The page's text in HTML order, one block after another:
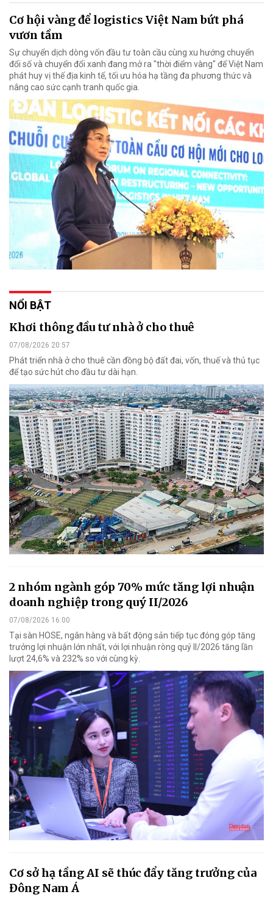
Cơ hội vàng để logistics Việt Nam bứt phá
vươn tầm
Sự chuyển dịch dòng vốn đầu tư toàn cầu cùng xu hướng chuyển
đổi số và chuyển đổi xanh đang mở ra "thời điểm vàng" để Việt Nam
phát huy vị thế địa kinh tế, tối ưu hóa hạ tầng đa phương thức và
nâng cao sức cạnh tranh quốc gia.
NỔI BẬT
Khơi thông đầu tư nhà ở cho thuê
07/08/2026 20:57
Phát triển nhà ở cho thuê cần đồng bộ đất đai, vốn, thuế và thủ tục
để tạo sức hút cho đầu tư dài hạn.
2 nhóm ngành góp 70% mức tăng lợi nhuận
doanh nghiệp trong quý II/2026
07/08/2026 16:00
Tại sàn HOSE, ngân hàng và bất động sản tiếp tục đóng góp tăng
trưởng lợi nhuận lớn nhất, với lợi nhuận ròng quý II/2026 tăng lần
lượt 24,6% và 232% so với cùng kỳ.
Cơ sở hạ tầng AI sẽ thúc đẩy tăng trưởng của
Đông Nam Á